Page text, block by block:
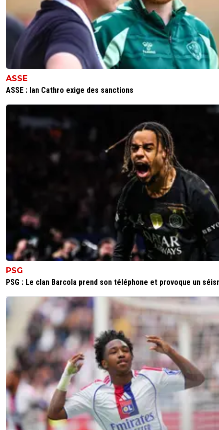
ASSE
ASSE : Ian Cathro exige des sanctions
PSG
PSG : Le clan Barcola prend son téléphone et provoque un